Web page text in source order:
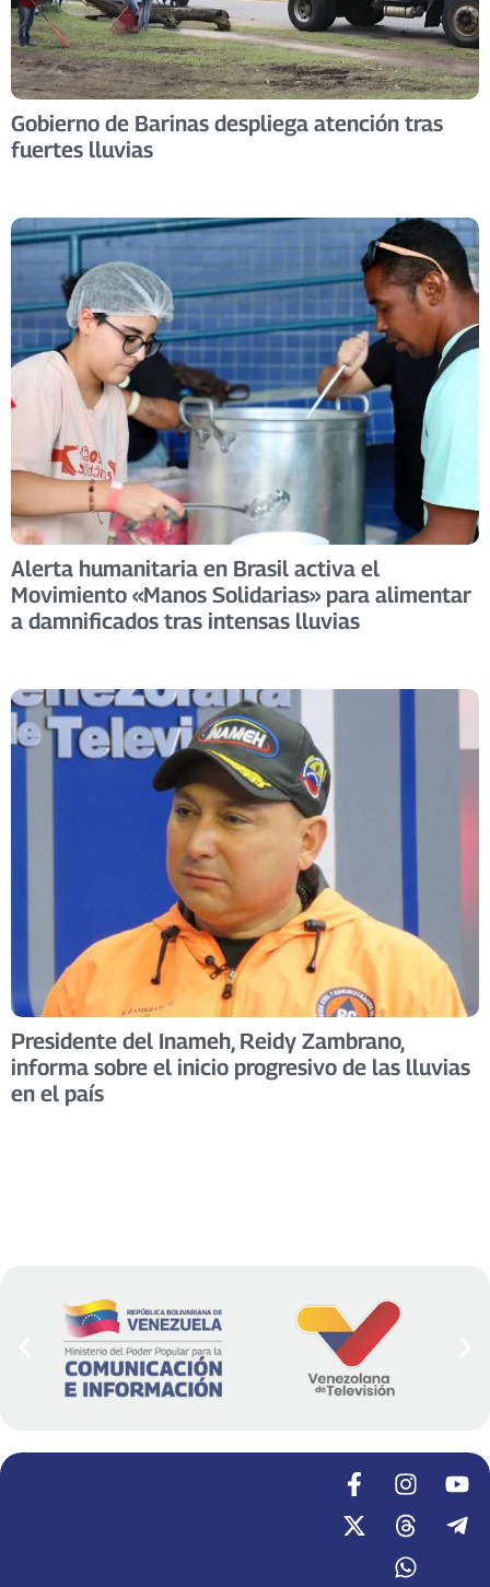
Gobierno de Barinas despliega atención tras
fuertes lluvias
Alerta humanitaria en Brasil activa el
Movimiento «Manos Solidarias» para alimentar
a damnificados tras intensas lluvias
Presidente del Inameh, Reidy Zambrano,
informa sobre el inicio progresivo de las lluvias
en el país